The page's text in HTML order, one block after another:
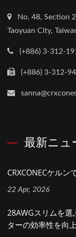
No. 48, Section
Taoyuan City,
(+886) 3-312-
(+886) 3-312-
最新ニュ
CRXCONECケルン
22 Apr, 2026
28AWGスリムを選
ターの効率性を向